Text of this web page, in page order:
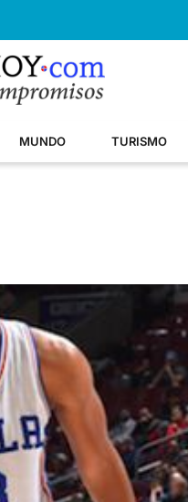
MUNDO TURISMO